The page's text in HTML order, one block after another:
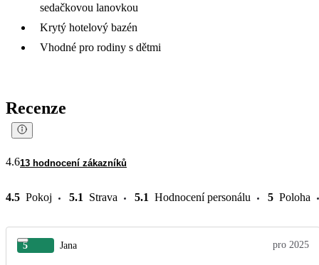
sedačkovou lanovkou
Krytý hotelový bazén
Vhodné pro rodiny s dětmi
Recenze
4.613 hodnocení zákazníků
4.5 Pokoj 5.1 Strava 5.1 Hodnocení personálu 5 Poloha
5 Jana pro 2025